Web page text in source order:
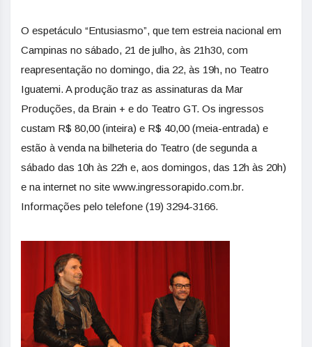
O espetáculo “Entusiasmo”, que tem estreia nacional em
Campinas no sábado, 21 de julho, às 21h30, com
reapresentação no domingo, dia 22, às 19h, no Teatro
Iguatemi. A produção traz as assinaturas da Mar
Produções, da Brain + e do Teatro GT. Os ingressos
custam R$ 80,00 (inteira) e R$ 40,00 (meia-entrada) e
estão à venda na bilheteria do Teatro (de segunda a
sábado das 10h às 22h e, aos domingos, das 12h às 20h)
e na internet no site www.ingressorapido.com.br.
Informações pelo telefone (19) 3294-3166.